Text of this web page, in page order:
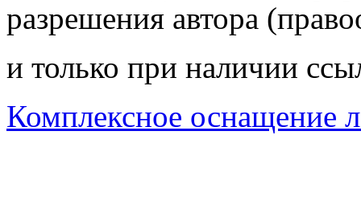
разрешения автора
и только при наличии
Комплексное оснащение